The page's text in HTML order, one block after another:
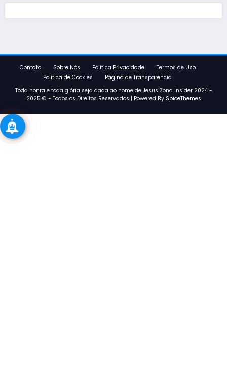
Contato Sobre Nós Política Privacidade
Termos de Uso
Política de Cookies
Página de Transparência
Toda honra e toda glória seja dada ao nome de Jesus!Zona Insider 2024 -
2025 © - Todos os Direitos Reservados | Powered By SpiceThemes